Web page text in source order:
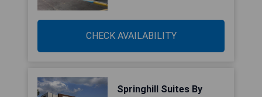
CHECK AVAILABILITY
Springhill Suites By